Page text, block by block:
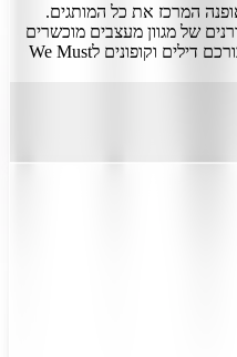
אופנה המרכז את כל המותגים.
של מגוון מעצבים מוכשרים
מרחבי העולם. גם בדיל קופון ריכזנו עבורכם דילים וקופונים לWe Must